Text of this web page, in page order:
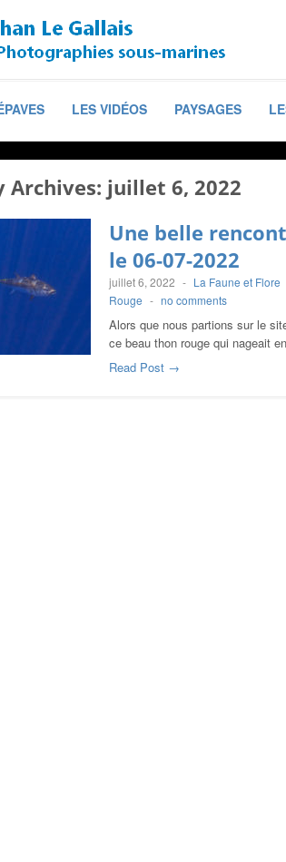
LES VIDÉOS PAYSAGES
Archives: juillet 6, 2022
Une belle
le 06-07-2022
juillet 6, 2022 - La Faune et Flore
Rouge - no comments
Alors que nous partions sur le
ce beau thon rouge qui nageait
Read Post →